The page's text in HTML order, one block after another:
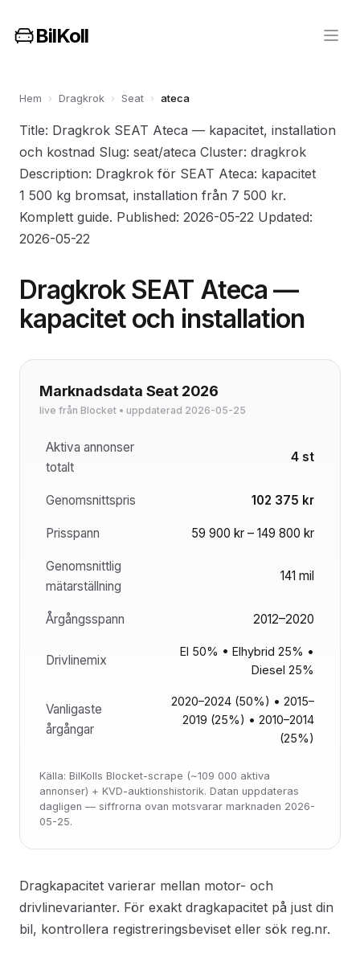
BilKoll
Hem › Dragkrok › Seat › ateca
Title: Dragkrok SEAT Ateca — kapacitet, installation
och kostnad Slug: seat/ateca Cluster: dragkrok
Description: Dragkrok för SEAT Ateca: kapacitet
1 500 kg bromsat, installation från 7 500 kr.
Komplett guide. Published: 2026-05-22 Updated:
2026-05-22
Dragkrok SEAT Ateca —
kapacitet och installation
Marknadsdata Seat 2026
live från Blocket • uppdaterad 2026-05-25
Aktiva annonser
totalt
4 st
Genomsnittspris 102 375 kr
Prisspann 59 900 kr – 149 800 kr
Genomsnittlig
mätarställning
141 mil
Årgångsspann 2012–2020
Drivlinemix
El 50% • Elhybrid 25% •
Diesel 25%
Vanligaste
årgångar
2020–2024 (50%) • 2015–
2019 (25%) • 2010–2014
(25%)
Källa: BilKolls Blocket-scrape (~109 000 aktiva
annonser) + KVD-auktionshistorik. Datan uppdateras
dagligen — siffrorna ovan motsvarar marknaden 2026-
05-25.
Dragkapacitet varierar mellan motor- och
drivlinevarianter. För exakt dragkapacitet på just din
bil, kontrollera registreringsbeviset eller sök reg.nr.